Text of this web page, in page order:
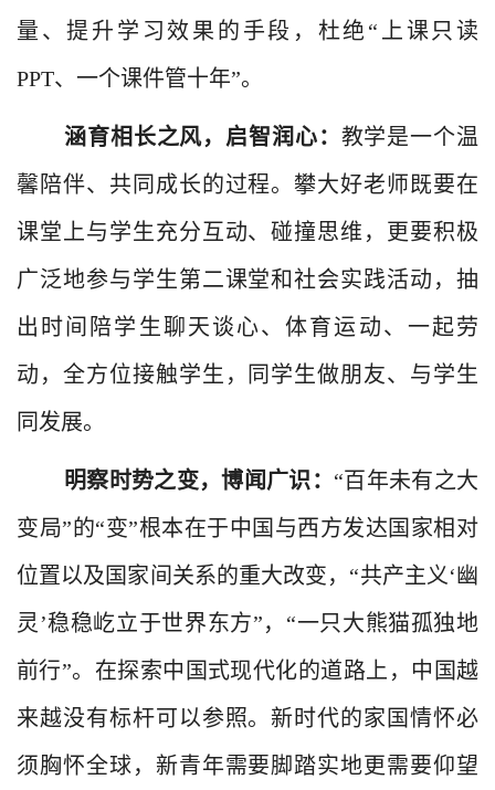
量、提升学习效果的手段，杜绝“上课只读
PPT、一个课件管十年”。
涵育相长之风，启智润心： 教学是一个温
馨陪伴、共同成长的过程。攀大好老师既要在
课堂上与学生充分互动、碰撞思维，更要积极
广泛地参与学生第二课堂和社会实践活动，抽
出时间陪学生聊天谈心、体育运动、一起劳
动，全方位接触学生，同学生做朋友、与学生
同发展。
明察时势之变，博闻广识： “百年未有之大
变局”的“变”根本在于中国与西方发达国家相对
位置以及国家间关系的重大改变，“共产主义 ‘ 幽
灵 ’稳稳屹立于世界东方”，“一只大熊猫孤独地
前行”。在探索中国式现代化的道路上，中国越
来越没有标杆可以参照。新时代的家国情怀必
须胸怀全球，新青年需要脚踏实地更需要仰望